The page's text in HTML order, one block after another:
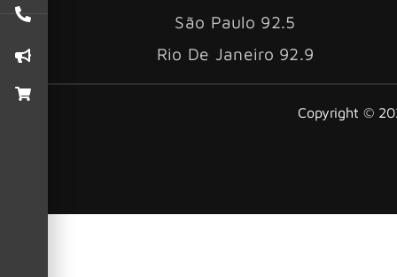
São Paulo 92.5
Rio De Janeiro 92.9
Copyright ©